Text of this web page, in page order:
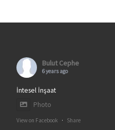
Bulut Cephe
6 years ago
İntesel İnşaat
Photo
View on Facebook · Share